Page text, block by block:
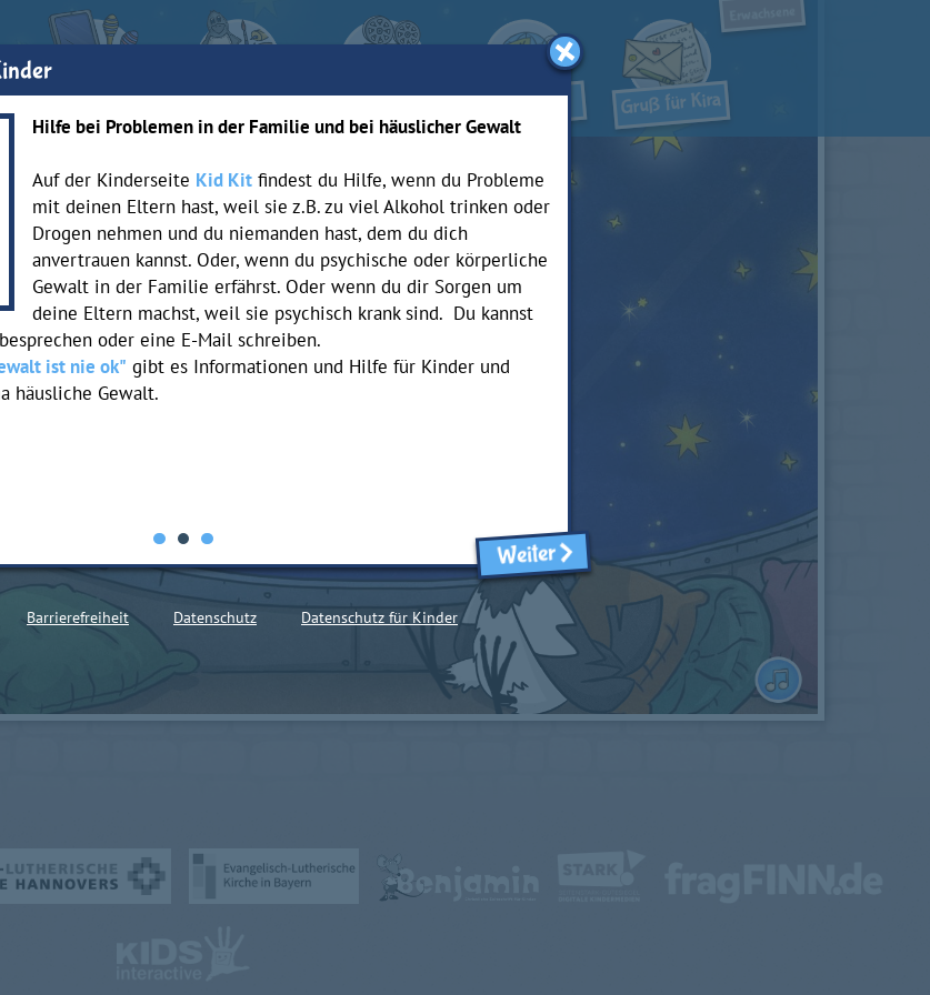
Hilfe bei Problemen in der Familie und bei häuslicher Gewalt
Auf der Kinderseite Kid Kitfindest du Hilfe, wenn du Probleme
mit deinen Eltern hast, weil sie z.B. zu viel Alkohol trinken oder
Drogen nehmen und du niemanden hast, dem du dich
anvertrauen kannst. Oder, wenn du psychische oder körperliche
Gewalt in der Familie erfährst. Oder wenn du dir Sorgen um
deine Eltern machst, weil sie psychisch krank sind. Du kannst
oder eine E-Mail schreiben.
ist nie ok" gibt es Informationen und Hilfe für Kinder und
häusliche Gewalt.
Weiter
Barrierefreiheit Datenschutz Datenschutz für Kinder